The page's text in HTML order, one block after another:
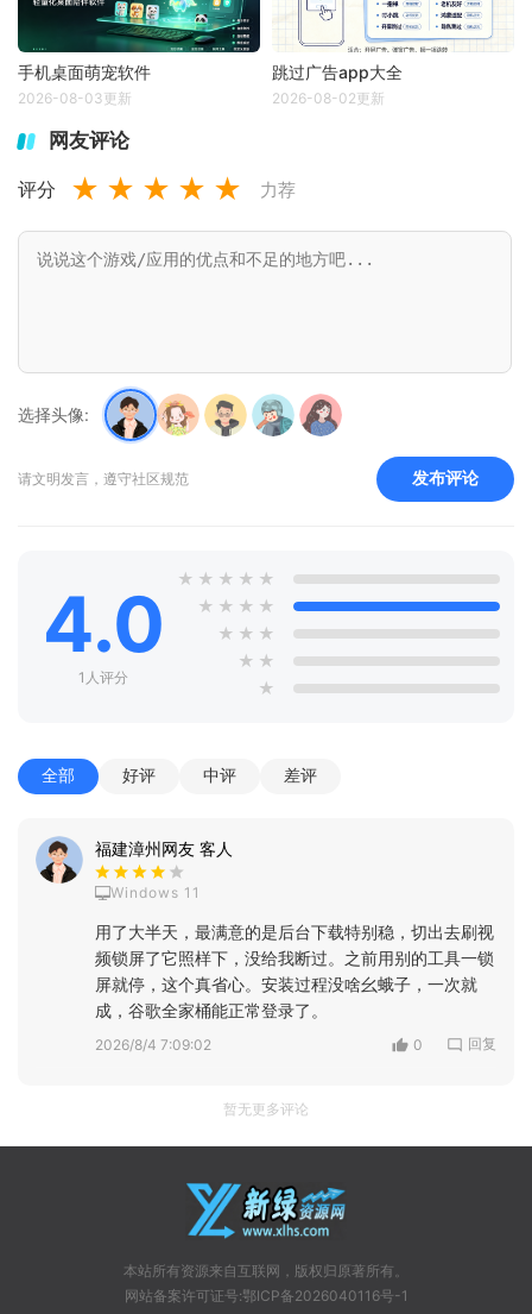
手机桌面萌宠软件
2026-08-03更新
跳过广告app大全
2026-08-02更新
网友评论
评分 ★ ★ ★ ★ ★ 力荐
选择头像:
请文明发言，遵守社区规范 发布评论
4.0
1人评分
★ ★ ★ ★ ★
★ ★ ★ ★
★ ★ ★
★ ★
★
全部 好评 中评 差评
福建漳州网友 客人
Windows 11
用了大半天，最满意的是后台下载特别稳，切出去刷视
频锁屏了它照样下，没给我断过。之前用别的工具一锁
屏就停，这个真省心。安装过程没啥幺蛾子，一次就
成，谷歌全家桶能正常登录了。
2026/8/4 7:09:02 0 回复
暂无更多评论
本站所有资源来自互联网，版权归原著所有。
网站备案许可证号:鄂ICP备2026040116号-1